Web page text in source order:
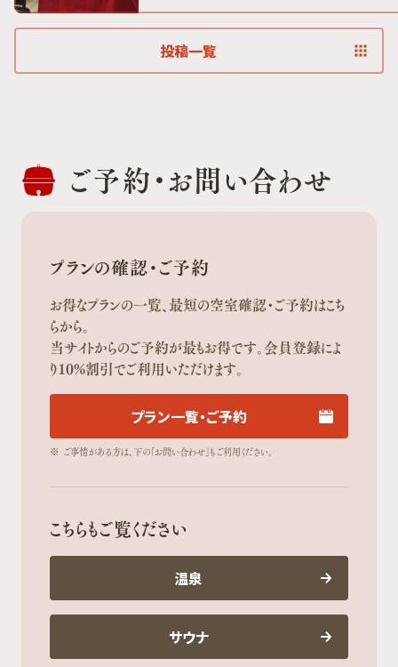
投稿一覧
ご予約・お問い合わせ
プランの確認・ご予約
お得なプランの一覧、最短の空室確認・ご予約はこち
らから。
当サイトからのご予約が最もお得です。会員登録によ
り10%割引でご利用いただけます。
プラン一覧・ご予約
※ ご事情がある方は、下の「お問い合わせ」もご利用ください。
こちらもご覧ください
温泉
サウナ